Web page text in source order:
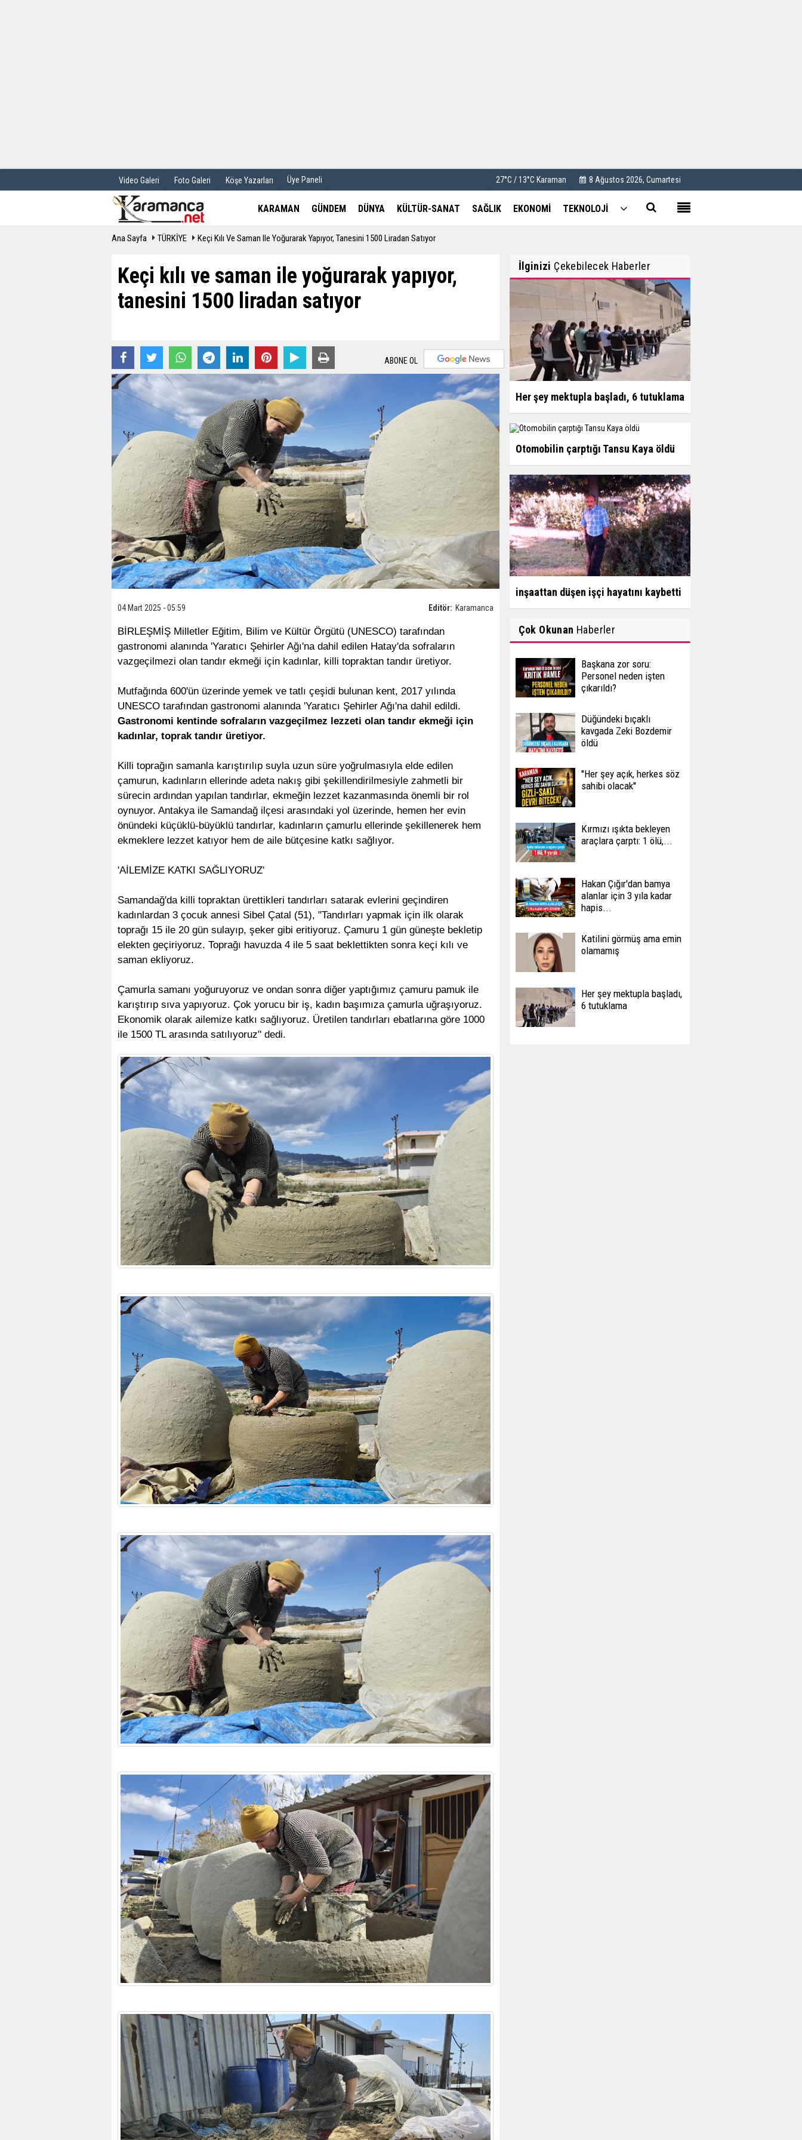
Video Galeri Foto Galeri Köşe Yazarları Üye Paneli 27°C / 13°C Karaman 8 Ağustos 2026, Cumartesi
KARAMAN GÜNDEM DÜNYA KÜLTÜR-SANAT SAĞLIK EKONOMİ TEKNOLOJİ
Ana Sayfa TÜRKİYE Keçi Kılı Ve Saman Ile Yoğurarak Yapıyor, Tanesini 1500 Liradan Satıyor
Keçi kılı ve saman ile yoğurarak yapıyor,
tanesini 1500 liradan satıyor
ABONE OL
Editör: Karamanca
04 Mart 2025 - 05:59
BİRLEŞMİŞ Milletler Eğitim, Bilim ve Kültür Örgütü (UNESCO) tarafından
gastronomi alanında 'Yaratıcı Şehirler Ağı'na dahil edilen Hatay'da sofraların
vazgeçilmezi olan tandır ekmeği için kadınlar, killi topraktan tandır üretiyor.
Mutfağında 600'ün üzerinde yemek ve tatlı çeşidi bulunan kent, 2017 yılında
UNESCO tarafından gastronomi alanında 'Yaratıcı Şehirler Ağı'na dahil edildi.
Gastronomi kentinde sofraların vazgeçilmez lezzeti olan tandır ekmeği için
kadınlar, toprak tandır üretiyor.
Killi toprağın samanla karıştırılıp suyla uzun süre yoğrulmasıyla elde edilen
çamurun, kadınların ellerinde adeta nakış gibi şekillendirilmesiyle zahmetli bir
sürecin ardından yapılan tandırlar, ekmeğin lezzet kazanmasında önemli bir rol
oynuyor. Antakya ile Samandağ ilçesi arasındaki yol üzerinde, hemen her evin
önündeki küçüklü-büyüklü tandırlar, kadınların çamurlu ellerinde şekillenerek hem
ekmeklere lezzet katıyor hem de aile bütçesine katkı sağlıyor.
'AİLEMİZE KATKI SAĞLIYORUZ'
Samandağ'da killi topraktan ürettikleri tandırları satarak evlerini geçindiren
kadınlardan 3 çocuk annesi Sibel Çatal (51), "Tandırları yapmak için ilk olarak
toprağı 15 ile 20 gün sulayıp, şeker gibi eritiyoruz. Çamuru 1 gün güneşte bekletip
elekten geçiriyoruz. Toprağı havuzda 4 ile 5 saat beklettikten sonra keçi kılı ve
saman ekliyoruz.
Çamurla samanı yoğuruyoruz ve ondan sonra diğer yaptığımız çamuru pamuk ile
karıştırıp sıva yapıyoruz. Çok yorucu bir iş, kadın başımıza çamurla uğraşıyoruz.
Ekonomik olarak ailemize katkı sağlıyoruz. Üretilen tandırları ebatlarına göre 1000
ile 1500 TL arasında satılıyoruz" dedi.
İlginizi Çekebilecek Haberler
Her şey mektupla başladı, 6 tutuklama
Otomobilin çarptığı Tansu Kaya öldü
inşaattan düşen işçi hayatını kaybetti
Çok Okunan Haberler
Başkana zor soru:
Personel neden işten
çıkarıldı?
Düğündeki bıçaklı
kavgada Zeki Bozdemir
öldü
''Her şey açık, herkes söz
sahibi olacak''
Kırmızı ışıkta bekleyen
araçlara çarptı: 1 ölü,...
Hakan Çığır'dan bamya
alanlar için 3 yıla kadar
hapis...
Katilini görmüş ama emin
olamamış
Her şey mektupla başladı,
6 tutuklama